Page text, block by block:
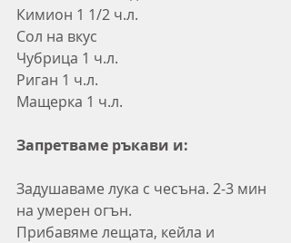
Кимион 1 1/2 ч.л.
Сол на вкус
Чубрица 1 ч.л.
Риган 1 ч.л.
Мащерка 1 ч.л.
Запретваме ръкави и:
Задушаваме лука с чесъна. 2-3 мин
на умерен огън.
Прибавяме лещата, кейла и